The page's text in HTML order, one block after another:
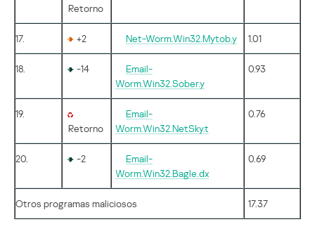
Retorno
17. +2 Net-Worm.Win32.Mytob.y 1.01
18. -14
Email-
Worm.Win32.Sober.y
0.93
19.
Retorno
Email-
Worm.Win32.NetSky.t
0.76
20. -2
Email-
Worm.Win32.Bagle.dx
0.69
Otros programas maliciosos 17.37